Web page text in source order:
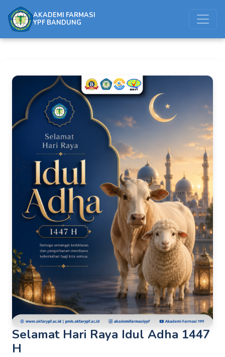
AKADEMI FARMASI
YPF BANDUNG
Selamat Hari Raya Idul Adha 1447
H